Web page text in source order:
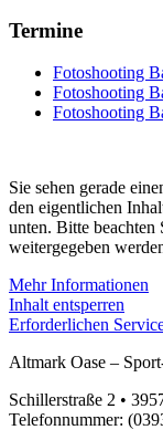
Termine
Fotoshooting
Fotoshooting
Fotoshooting
Sie sehen gerade
den eigentlichen
unten. Bitte beachten
weitergegeben
Mehr Informationen
Inhalt entsperren
Erforderlichen
Altmark Oase –
Schillerstraße 2 •
Telefonnummer: